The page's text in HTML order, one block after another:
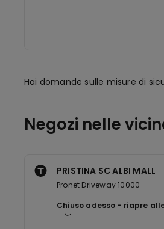
Hai domande sulle misure di
Negozi nelle
PRISTINA SC ALBI MALL
Pronet Driveway 10000
Chiuso adesso
riapre